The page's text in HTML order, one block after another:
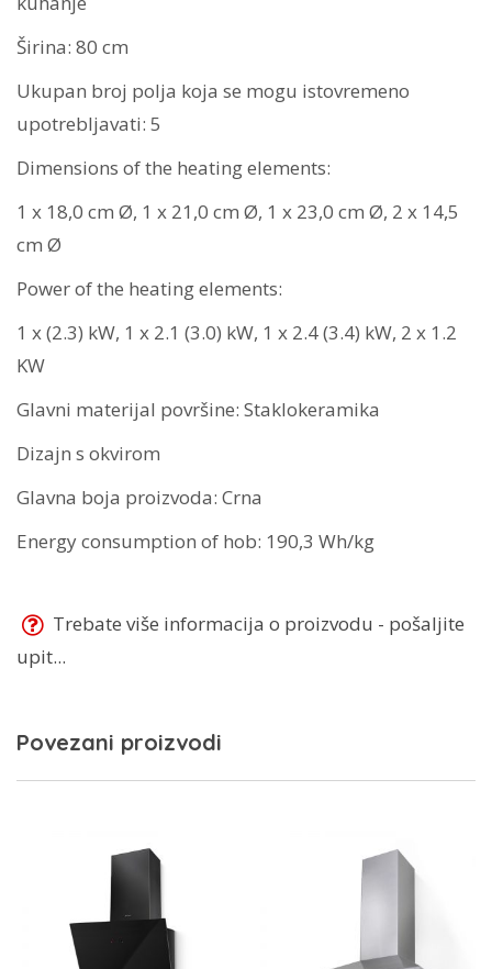
Širina: 80 cm
Ukupan broj polja koja se mogu istovremeno
upotrebljavati: 5
Dimensions of the heating elements:
1 x 18,0 cm Ø, 1 x 21,0 cm Ø, 1 x 23,0 cm Ø, 2 x 14,5
cm Ø
Power of the heating elements:
1 x (2.3) kW, 1 x 2.1 (3.0) kW, 1 x 2.4 (3.4) kW, 2 x 1.2
KW
Glavni materijal površine: Staklokeramika
Dizajn s okvirom
Glavna boja proizvoda: Crna
Energy consumption of hob: 190,3 Wh/kg
Trebate više informacija o proizvodu - pošaljite
upit...
Povezani proizvodi